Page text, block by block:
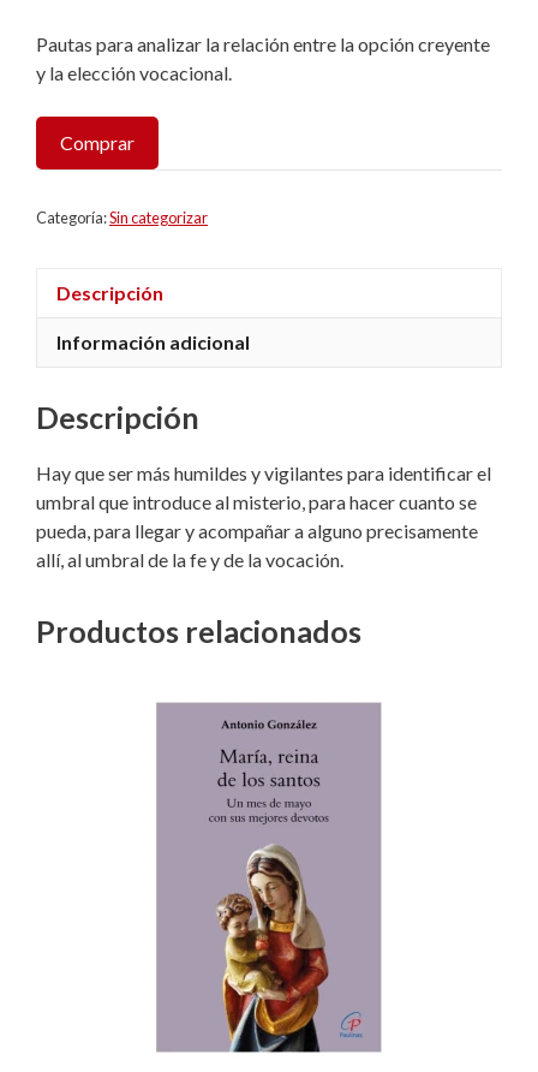
Pautas para analizar la relación entre la opción creyente
y la elección vocacional.
Comprar
Categoría:Sin categorizar
Descripción
Información adicional
Descripción
Hay que ser más humildes y vigilantes para identificar el
umbral que introduce al misterio, para hacer cuanto se
pueda, para llegar y acompañar a alguno precisamente
allí, al umbral de la fe y de la vocación.
Productos relacionados